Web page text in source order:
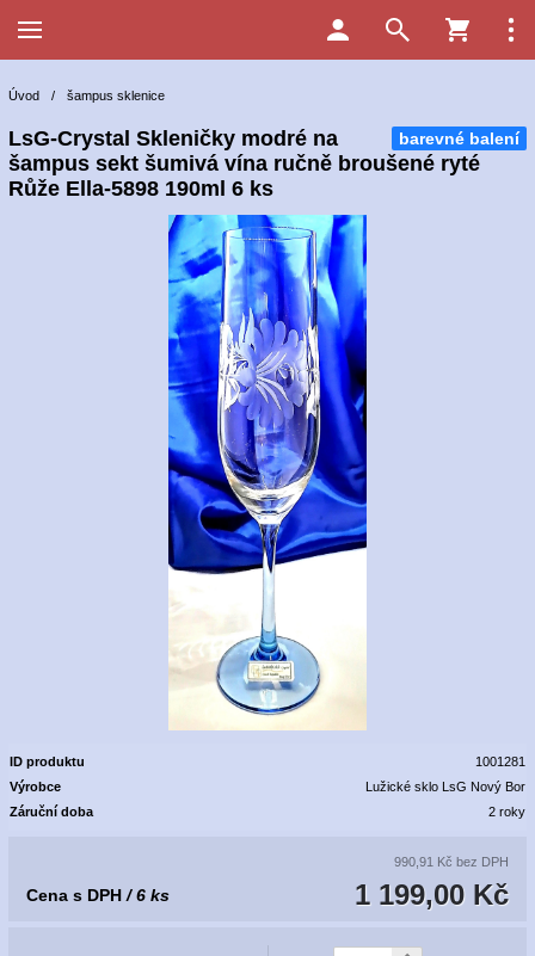
Úvod / šampus sklenice
barevné balení
LsG-Crystal Skleničky modré na
šampus sekt šumivá vína ručně broušené ryté
Růže Ella-5898 190ml 6 ks
ID produktu
1001281
Výrobce
Lužické sklo LsG Nový Bor
Záruční doba
2 roky
990,91 Kč bez DPH
1 199,00 Kč
Cena s DPH / 6 ks